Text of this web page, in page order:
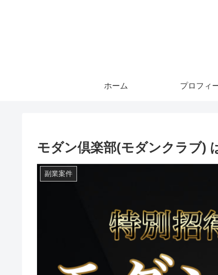
ホーム プロフィ
モダン倶楽部(モダンクラブ)
副業案件